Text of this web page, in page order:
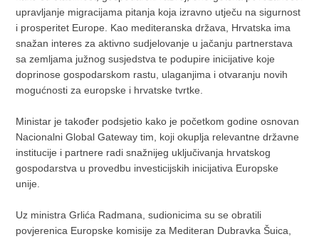
upravljanje migracijama pitanja koja izravno utječu na sigurnost
i prosperitet Europe. Kao mediteranska država, Hrvatska ima
snažan interes za aktivno sudjelovanje u jačanju partnerstava
sa zemljama južnog susjedstva te podupire inicijative koje
doprinose gospodarskom rastu, ulaganjima i otvaranju novih
mogućnosti za europske i hrvatske tvrtke.
Ministar je također podsjetio kako je početkom godine osnovan
Nacionalni Global Gateway tim, koji okuplja relevantne državne
institucije i partnere radi snažnijeg uključivanja hrvatskog
gospodarstva u provedbu investicijskih inicijativa Europske
unije.
Uz ministra Grlića Radmana, sudionicima su se obratili
povjerenica Europske komisije za Mediteran Dubravka Šuica,